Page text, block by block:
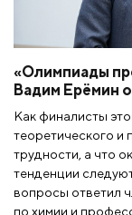
«Олимпиады
Вадим Ерёмин
Как финалисты
теоретического и
трудности, а что
тенденции
вопросы ответил
по химии и